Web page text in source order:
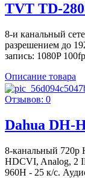
TVT TD-
8-и канальный
разрешением до
запись: 1080P
Описание товара
Отзывов: 0
Dahua DH-
8-канальный 720р
HDCVI, Analog, 2
960H - 25 к/с.